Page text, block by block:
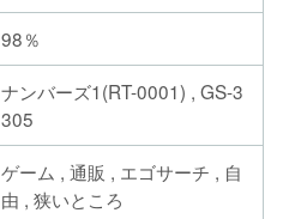
98％
ナンバーズ1(RT-0001) , GS-3
305
ゲーム , 通販 , エゴサーチ , 自
由 , 狭いところ